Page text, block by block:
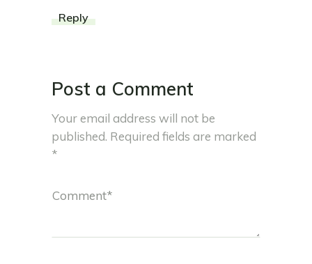
Reply
Post a Comment
Your email address will not be
published. Required fields are marked
*